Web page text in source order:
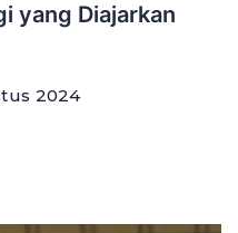
yang Diajarkan
2024